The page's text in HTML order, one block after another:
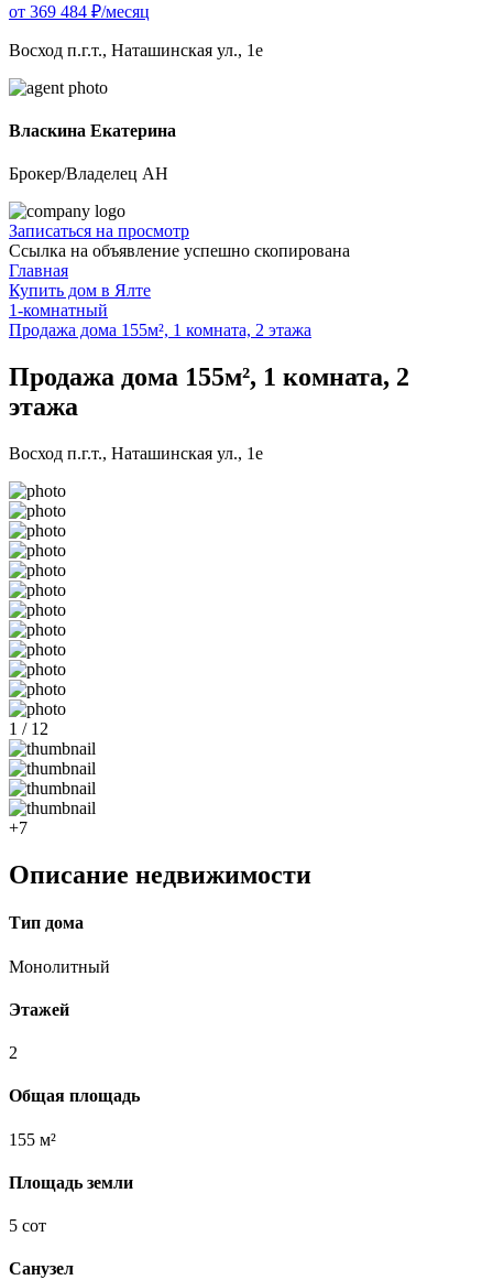
от 369 484 ₽/месяц
Восход п.г.т., Наташинская ул., 1е
Власкина Екатерина
Брокер/Владелец АН
Записаться на просмотр
Ссылка на объявление успешно скопирована
Главная
Купить дом в Ялте
1-комнатный
Продажа дома 155м², 1 комната, 2 этажа
Продажа дома 155м², 1 комната, 2
этажа
Восход п.г.т., Наташинская ул., 1е
1 / 12
+7
Описание недвижимости
Тип дома
Монолитный
Этажей
2
Общая площадь
155 м²
Площадь земли
5 сот
Санузел